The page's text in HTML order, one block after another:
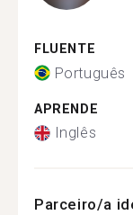
FLUENTE
Português
APRENDE
Inglês
Parceiro/a